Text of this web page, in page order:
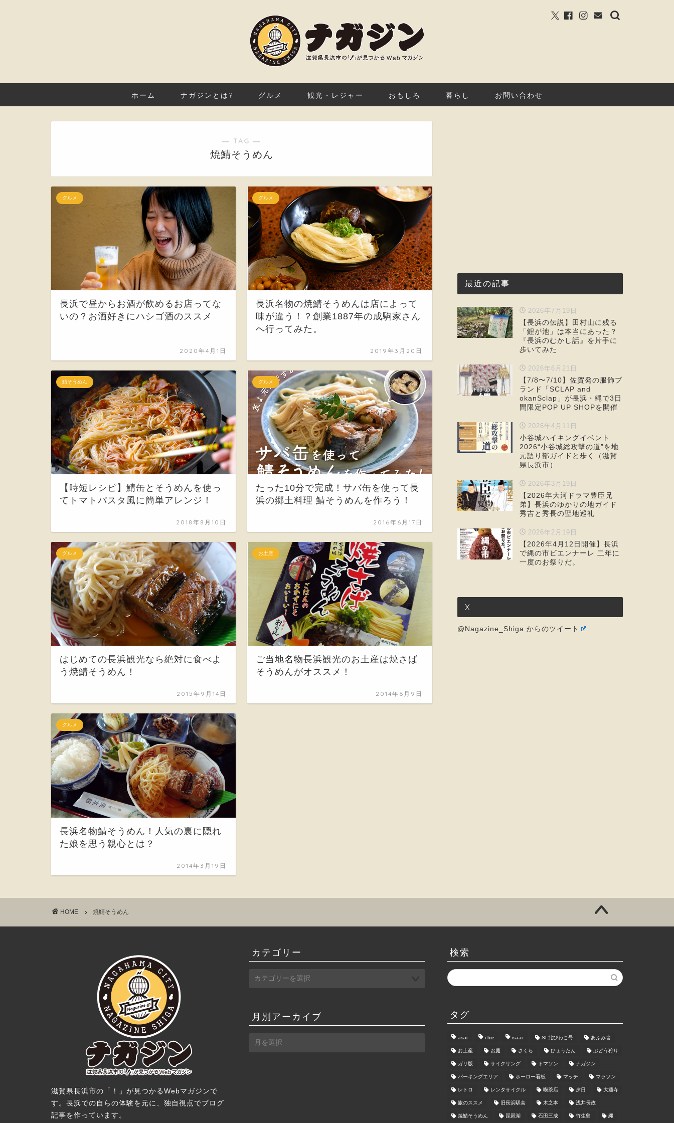
ホーム ナガジンとは? グルメ 観光・レジャー おもしろ 暮らし お問い合わせ
― TAG ―
焼鯖そうめん
グルメ
長浜で昼からお酒が飲めるお店ってな
いの？お酒好きにハシゴ酒のススメ
2020年4月1日
グルメ
長浜名物の焼鯖そうめんは店によって
味が違う！？創業1887年の成駒家さん
へ行ってみた。
2019年3月20日
鯖そうめん
【時短レシピ】鯖缶とそうめんを使っ
てトマトパスタ風に簡単アレンジ！
2018年8月10日
グルメ
たった10分で完成！サバ缶を使って長
浜の郷土料理 鯖そうめんを作ろう！
2016年6月17日
グルメ
はじめての長浜観光なら絶対に食べよ
う焼鯖そうめん！
2015年9月14日
お土産
ご当地名物長浜観光のお土産は焼さば
そうめんがオススメ！
2014年6月9日
グルメ
長浜名物鯖そうめん！人気の裏に隠れ
た娘を思う親心とは？
2014年3月19日
最近の記事
2026年7月19日
【長浜の伝説】田村山に残る
「鯉が池」は本当にあった？
『長浜のむかし話』を片手に
歩いてみた
2026年6月21日
【7/8〜7/10】佐賀発の服飾ブ
ランド「SCLAP and
okanSclap」が長浜・縄で3日
間限定POP UP SHOPを開催
2026年4月11日
小谷城ハイキングイベント
2026“小谷城総攻撃の道”を地
元語り部ガイドと歩く（滋賀
県長浜市）
2026年3月19日
【2026年大河ドラマ豊臣兄
弟】長浜のゆかりの地ガイド
秀吉と秀長の聖地巡礼
2026年2月19日
【2026年4月12日開催】長浜
で縄の市ビエンナーレ 二年に
一度のお祭りだ。
X
@Nagazine_Shiga からのツイート
HOME 焼鯖そうめん
滋賀県長浜市の「！」が見つかるWebマガジンで
す。長浜での自らの体験を元に、独自視点でブログ
記事を作っています。
カテゴリー
月別アーカイブ
月
別
検索
タグ
asai chie isaac SL北びわこ号 あふみ舎
お土産 お庭 さくら ひょうたん ぶどう狩り
ガリ版 サイクリング トマソン ナガジン
パーキングエリア ホーロー看板 マッチ マラソン
レトロ レンタサイクル 喫茶店 夕日 大通寺
旅のススメ 旧長浜駅舎 木之本 浅井長政
焼鯖そうめん 琵琶湖 石田三成 竹生島 縄